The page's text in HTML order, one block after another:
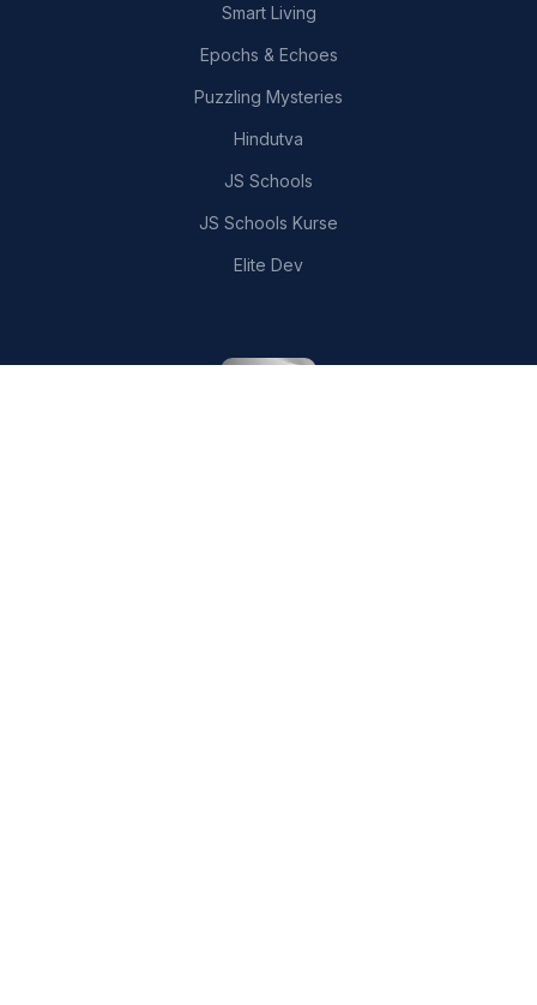
Smart Living
Epochs & Echoes
Puzzling Mysteries
Hindutva
JS Schools
JS Schools Kurse
Elite Dev